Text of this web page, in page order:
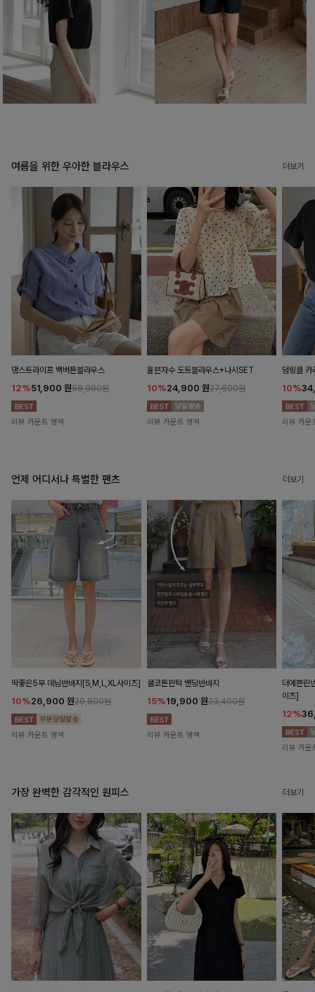
여름을 위한 우아한 블라우스 더보기
댕스트라이프 백버튼블라우스
12%51,900 원58,900원
리뷰 카운트 영역
율븐자수 도트블라우스+나시SET
10%24,900 원27,600원
리뷰 카운트 영역
덤링클 카
10%
리뷰 카운
언제 어디서나 특별한 팬츠 더보기
딱좋은5부 데님반바지[S,M,L,XL사이즈]
10%26,900 원29,800원
리뷰 카운트 영역
쿨코튼핀턱 밴딩반바지
15%19,900 원23,400원
리뷰 카운트 영역
더예쁜린
이즈]
12%
리뷰 카운
가장 완벽한 감각적인 원피스 더보기